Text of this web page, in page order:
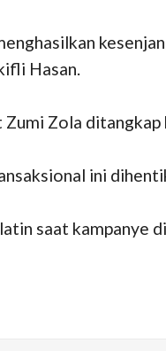
Hasan.
Zola
ini
saat kampanye